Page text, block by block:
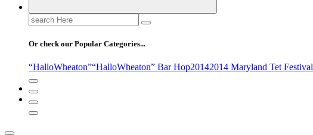
Search
for:
Or check our Popular Categories...
“HalloWheaton”“HalloWheaton” Bar Hop20142014 Maryland Tet Festival